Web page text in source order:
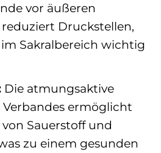
vor äußeren
Druckstellen,
Sakralbereich wichtig
Die atmungsaktive
Verbandes ermöglicht
Sauerstoff und
zu einem gesunden